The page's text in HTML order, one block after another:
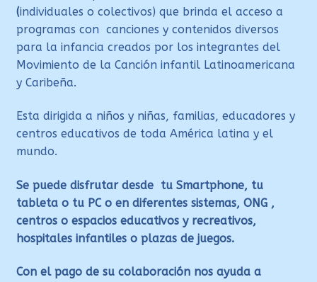
(individuales o colectivos) que brinda el acceso a
programas con canciones y contenidos diversos
para la infancia creados por los integrantes del
Movimiento de la Canción infantil Latinoamericana
y Caribeña.
Esta dirigida a niños y niñas, familias, educadores y
centros educativos de toda América latina y el
mundo.
Se puede disfrutar desde tu Smartphone, tu
tableta o tu PC o en diferentes sistemas, ONG ,
centros o espacios educativos y recreativos,
hospitales infantiles o plazas de juegos.
Con el pago de su colaboración nos ayuda a